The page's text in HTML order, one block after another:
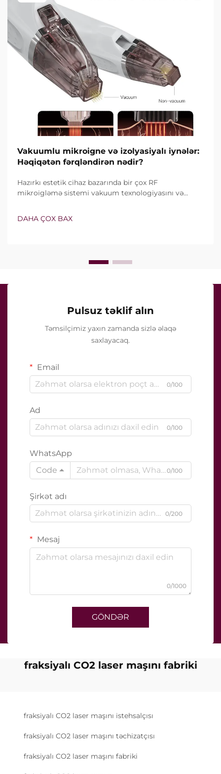
Vakuumlu mikroigne və izolyasiyalı iynələr:
Həqiqətən fərqləndirən nədir?
Hazırkı estetik cihaz bazarında bir çox RF
mikroigləmə sistemi vakuum texnologiyasını və
deyil, onların klinik müalicə zamanı necə dəqiq işlədiyi
DAHA ÇOX BAX
Pulsuz təklif alın
Təmsilçimiz yaxın zamanda sizlə əlaqə
saxlayacaq.
Email
0/100
Ad
0/100
WhatsApp
Code
0/100
Şirkət adı
0/200
Mesaj
0/1000
GÖNDƏR
fraksiyalı CO2 laser maşını fabriki
fraksiyalı CO2 laser maşını istehsalçısı
fraksiyalı CO2 laser maşını təchizatçısı
fraksiyalı CO2 laser maşını fabriki